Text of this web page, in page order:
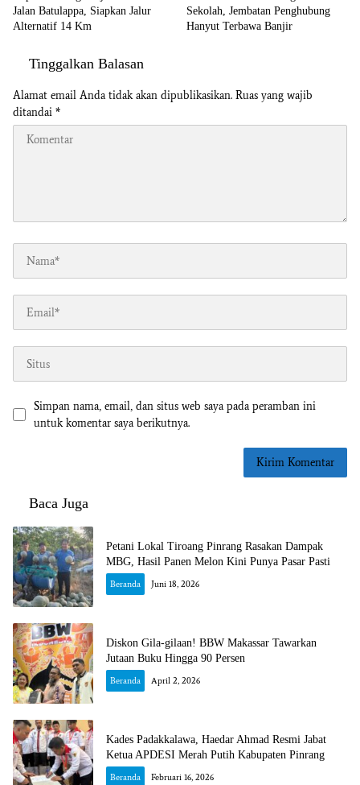
Jalan Batulappa, Siapkan Jalur
Alternatif 14 Km
Sekolah, Jembatan Penghubung
Hanyut Terbawa Banjir
Tinggalkan Balasan
Alamat email Anda tidak akan dipublikasikan. Ruas yang wajib
ditandai *
Simpan nama, email, dan situs web saya pada peramban ini
untuk komentar saya berikutnya.
Baca Juga
Petani Lokal Tiroang Pinrang Rasakan Dampak
MBG, Hasil Panen Melon Kini Punya Pasar Pasti
Beranda Juni 18, 2026
Diskon Gila-gilaan! BBW Makassar Tawarkan
Jutaan Buku Hingga 90 Persen
Beranda April 2, 2026
Kades Padakkalawa, Haedar Ahmad Resmi Jabat
Ketua APDESI Merah Putih Kabupaten Pinrang
Beranda Februari 16, 2026